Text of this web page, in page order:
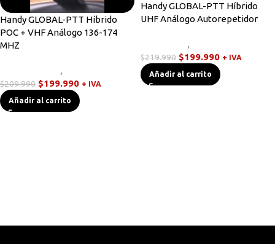
Handy GLOBAL-PTT Híbrido
POC + VHF Análogo 136-174
MHZ
,
$209.990 $199.990 + IVA
Añadir al carrito
Handy GLOBAL-PTT Híbrido
UHF Análogo Autorepetidor
,
$219.990 $199.990 + IVA
Añadir al carrito